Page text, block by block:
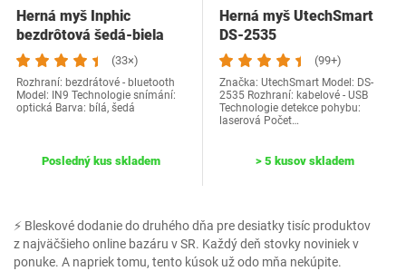
⚡ Bleskové dodanie do druhého dňa pre desiatky tisíc produktov
z najväčšieho online bazáru v SR. Každý deň stovky noviniek v
ponuke. A napriek tomu, tento kúsok už odo mňa nekúpite.
Herná myš Inphic
bezdrôtová šedá-biela
IN9
(33×)
Rozhraní: bezdrátové - bluetooth
Model: IN9 Technologie snímání:
optická Barva: bílá, šedá
Posledný kus skladem
Herná myš UtechSmart
DS-2535
(99+)
Značka: ‎UtechSmart Model: ‎DS-
2535 Rozhraní: kabelové - USB
Technologie detekce pohybu:
laserová Počet…
> 5 kusov skladem